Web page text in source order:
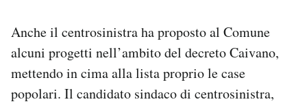
Anche il centrosinistra ha proposto al Comune
alcuni progetti nell’ambito del decreto Caivano,
mettendo in cima alla lista proprio le case
popolari. Il candidato sindaco di centrosinistra,